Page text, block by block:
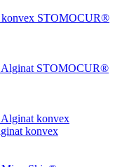
STOMOCUR®
STOMOCUR®
konvex